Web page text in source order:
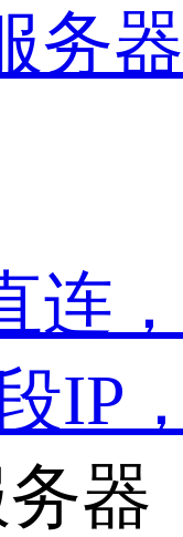
务器
连
IP
器